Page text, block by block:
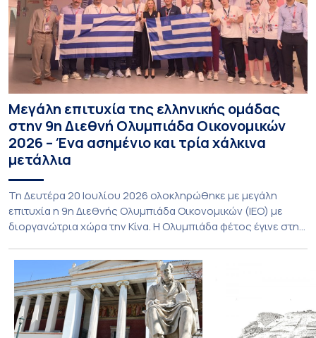
Μεγάλη επιτυχία της ελληνικής ομάδας
στην 9η Διεθνή Ολυμπιάδα Οικονομικών
2026 – Ένα ασημένιο και τρία χάλκινα
μετάλλια
Τη Δευτέρα 20 Ιουλίου 2026 ολοκληρώθηκε με μεγάλη
επιτυχία η 9η Διεθνής Ολυμπιάδα Οικονομικών (ΙΕΟ) με
διοργανώτρια χώρα την Κίνα. Η Ολυμπιάδα φέτος έγινε στην
παρουσία αποστολές από 55 χώρες, αριθμός που αποτελεί
νέο ρεκόρ συμμετοχών. Για την Ελλάδα, η οποία συμμετείχε
για 8η συνεχόμενη φορά, […]